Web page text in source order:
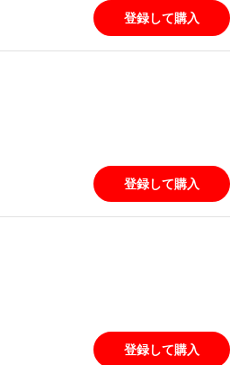
登録して購入
登録して購入
登録して購入